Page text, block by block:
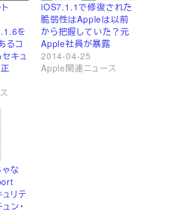
を
るコ
キュ
iOS7.1.1で修復された
脆弱性はAppleは以前
から把握していた？元
Apple社員が暴露
2014-04-25
Apple関連ニュース
な
リテ
ン・